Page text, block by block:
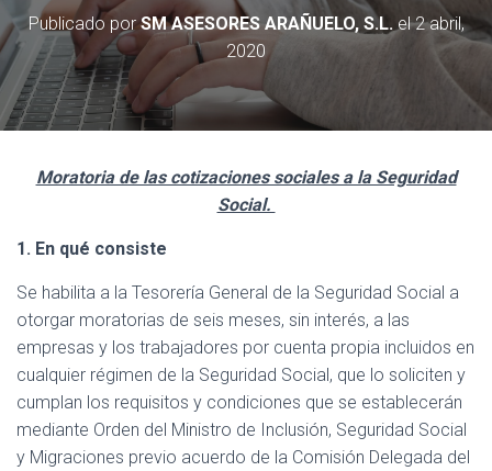
O
D
A
E
N
Publicado porSM ASESORES ARAÑUELO, S.L.el2 abril,
2020
Moratoria de las cotizaciones sociales a la Seguridad
Social.
1. En qué consiste
Se habilita a la Tesorería General de la Seguridad Social a
otorgar moratorias de seis meses, sin interés, a las
empresas y los trabajadores por cuenta propia incluidos en
cualquier régimen de la Seguridad Social, que lo soliciten y
cumplan los requisitos y condiciones que se establecerán
mediante Orden del Ministro de Inclusión, Seguridad Social
y Migraciones previo acuerdo de la Comisión Delegada del